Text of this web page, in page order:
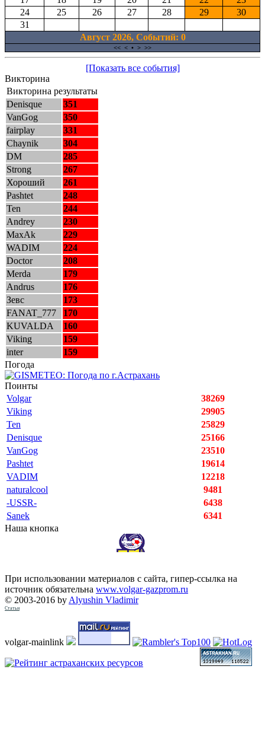
24
25 26 27 28 29
30
31
Август 2026, Cобытий: 0
<< < • > >>
[Показать все события]
Викторина
Викторина результаты
Denisque
351
VanGog
350
fairplay
331
Chaynik
304
DM
285
Strong
267
Хороший
261
Pashtet
248
Ten
244
Andrey
230
MaxAk
229
WADIM
224
Doctor
208
Merda
179
Andrus
176
Зевс
173
FANAT_777
170
KUVALDA
160
Viking
159
inter
159
Погода
Поинты
Volgar
38269
Viking
29905
Ten
25829
Denisque
25166
VanGog
23510
Pashtet
19614
VADIM
12218
naturalcool
9481
-USSR-
6438
Sanek
6341
Наша кнопка
При использовании материалов с сайта, гипер-ссылка на
источник обязательна www.volgar-gazprom.ru
© 2003-2016 by Alyushin Vladimir
Статьи
volgar-mainlink